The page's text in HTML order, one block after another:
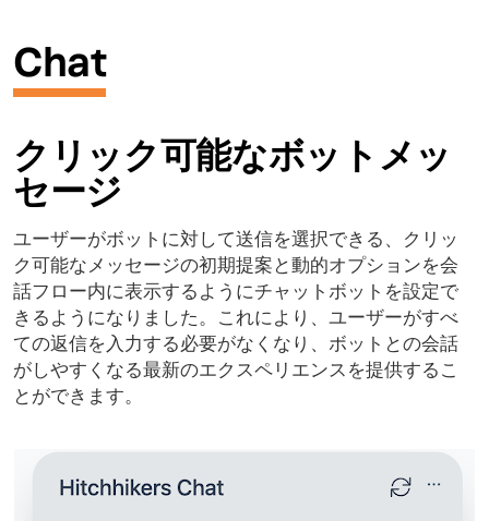
Chat
クリック可能なボットメッ
セージ
ユーザーがボットに対して送信を選択できる、クリッ
ク可能なメッセージの初期提案と動的オプションを会
話フロー内に表示するようにチャットボットを設定で
きるようになりました。これにより、ユーザーがすべ
ての返信を入力する必要がなくなり、ボットとの会話
がしやすくなる最新のエクスペリエンスを提供するこ
とができます。